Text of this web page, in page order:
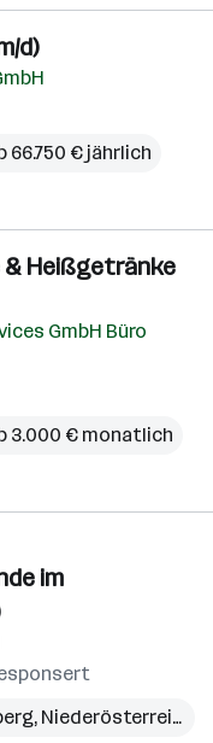
d)
66.750 € jährlich
Heißgetränke
GmbH Büro
3.000 € monatlich
im
, Niederösterreich